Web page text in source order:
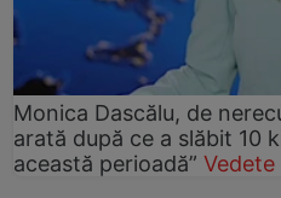
Monica Dascălu, de
arată după ce a slăbit 10
această perioadă”